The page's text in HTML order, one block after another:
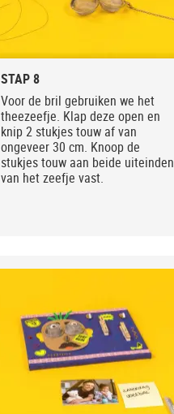
STAP 8
Voor de bril gebruiken we het
theezeefje. Klap deze open en
knip 2 stukjes touw af van
ongeveer 30 cm. Knoop de
stukjes touw aan beide uiteinden
van het zeefje vast.